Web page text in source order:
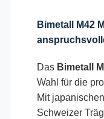
Bimetall M42
Das Bimetall
Wahl für die
Mit
Schweizer